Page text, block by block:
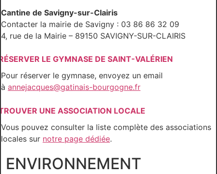
Cantine de Savigny-sur-Clairis
Contacter la mairie de Savigny : 03 86 86 32 09
4, rue de la Mairie – 89150 SAVIGNY-SUR-CLAIRIS
LE GYMNASE DE SAINT-VALÉRIEN
Pour réserver le gymnase, envoyez un email
à annejacques@gatinais-bourgogne.fr
UNE ASSOCIATION LOCALE
Vous pouvez consulter la liste complète des associations
locales sur notre page dédiée.
ENVIRONNEMENT